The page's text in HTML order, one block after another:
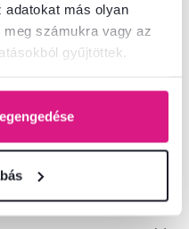
adatokat más olyan
számukra vagy az
gyűjtöttek.
mosható. Azonban ne mossa más
arra, hogy a mosógépben ne
tárgyak, amelyek károsíthatják
aprofesszionális tisztítást